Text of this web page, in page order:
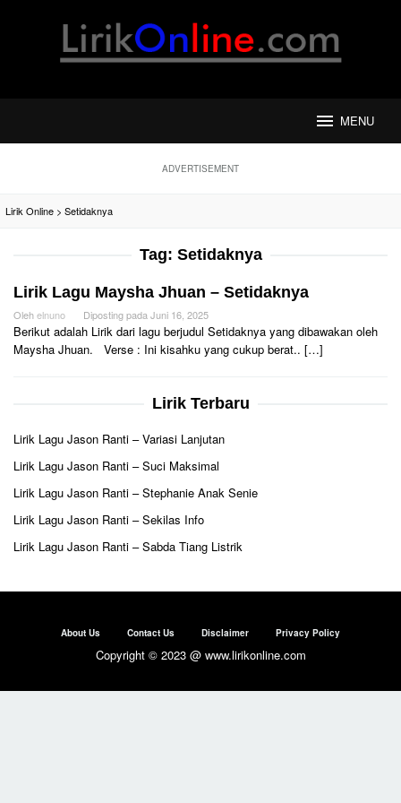
MENU
ADVERTISEMENT
Lirik Online > Setidaknya
Tag: Setidaknya
Lirik Lagu Maysha Jhuan – Setidaknya
Olehelnuno Diposting pada Juni 16, 2025
Berikut adalah Lirik dari lagu berjudul Setidaknya yang dibawakan oleh
Maysha Jhuan. Verse : Ini kisahku yang cukup berat.. […]
Lirik Terbaru
Lirik Lagu Jason Ranti – Variasi Lanjutan
Lirik Lagu Jason Ranti – Suci Maksimal
Lirik Lagu Jason Ranti – Stephanie Anak Senie
Lirik Lagu Jason Ranti – Sekilas Info
Lirik Lagu Jason Ranti – Sabda Tiang Listrik
About Us Contact Us Disclaimer Privacy Policy
Copyright © 2023 @ www.lirikonline.com